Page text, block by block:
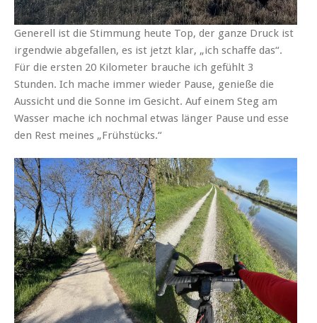
Generell ist die Stimmung heute Top, der ganze Druck ist
irgendwie abgefallen, es ist jetzt klar, „ich schaffe das“.
Für die ersten 20 Kilometer brauche ich gefühlt 3
Stunden. Ich mache immer wieder Pause, genieße die
Aussicht und die Sonne im Gesicht. Auf einem Steg am
Wasser mache ich nochmal etwas länger Pause und esse
den Rest meines „Frühstücks.“